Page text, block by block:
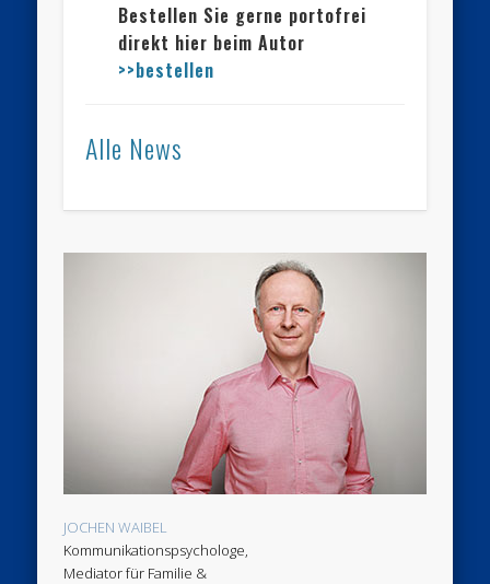
Bestellen Sie gerne portofrei
direkt hier beim Autor
>>bestellen
Alle News
JOCHEN WAIBEL
Kommunikationspsychologe,
Mediator für Familie &